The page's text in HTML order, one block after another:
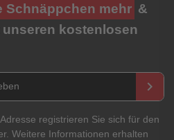
Schnäppchen mehr &
kostenlosen
keyboard_arrow_right
registrieren Sie sich für den
Weitere Informationen erhalten